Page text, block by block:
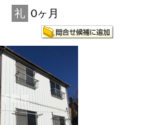
礼 0ヶ月